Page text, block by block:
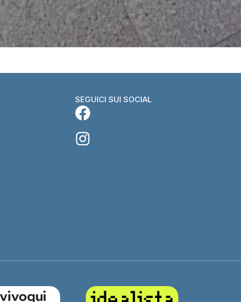
SEGUICI SUI SOCIAL